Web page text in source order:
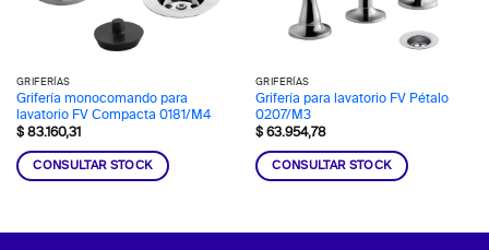
GRIFERÍAS
Grifería monocomando para
lavatorio FV Compacta 0181/M4
$83.160,31
CONSULTAR STOCK
GRIFERÍAS
Grifería para lavatorio FV Pétalo
0207/M3
$63.954,78
CONSULTAR STOCK